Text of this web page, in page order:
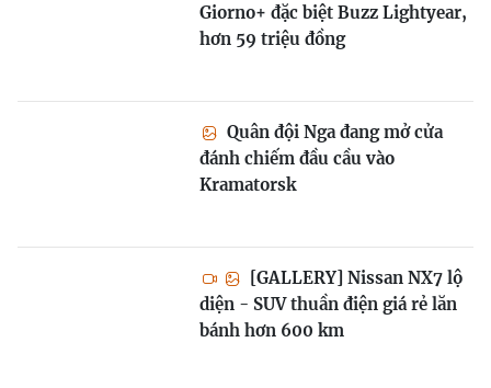
Giorno+ đặc biệt Buzz Lightyear,
hơn 59 triệu đồng
Quân đội Nga đang mở cửa
đánh chiếm đầu cầu vào
Kramatorsk
[GALLERY] Nissan NX7 lộ
diện - SUV thuần điện giá rẻ lăn
bánh hơn 600 km